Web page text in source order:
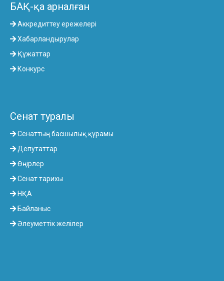
БАҚ-қа арналған
Аккредиттеу ережелері
Хабарландырулар
Құжаттар
Конкурс
Сенат туралы
Сенаттың басшылық құрамы
Депутаттар
Өңірлер
Сенат тарихы
НҚА
Байланыс
Әлеуметтік желілер